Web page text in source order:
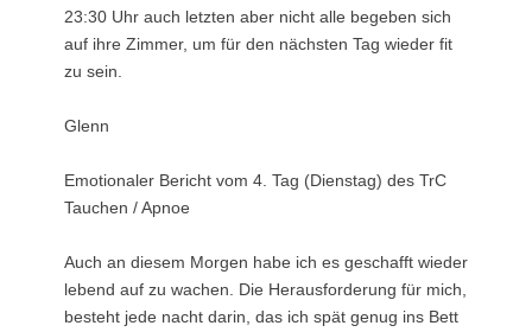
23:30 Uhr auch letzten aber nicht alle begeben sich
auf ihre Zimmer, um für den nächsten Tag wieder fit
zu sein.
Glenn
Emotionaler Bericht vom 4. Tag (Dienstag) des TrC
Tauchen / Apnoe
Auch an diesem Morgen habe ich es geschafft wieder
lebend auf zu wachen. Die Herausforderung für mich,
besteht jede nacht darin, das ich spät genug ins Bett